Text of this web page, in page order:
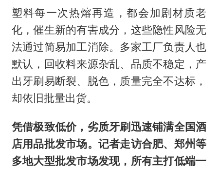
塑料每一次热熔再造，都会加剧材质老
化，催生新的有害成分，这些隐性风险无
法通过简易加工消除。多家工厂负责人也
默认，回收料来源杂乱、品质不稳定，产
出牙刷易断裂、脱色，质量完全不达标，
却依旧批量出货。
凭借极致低价，劣质牙刷迅速铺满全国酒
店用品批发市场。记者走访合肥、郑州等
多地大型批发市场发现，所有主打低端一